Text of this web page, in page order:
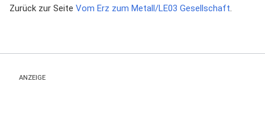
Zurück zur Seite Vom Erz zum Metall/LE03 Gesellschaft.
ANZEIGE